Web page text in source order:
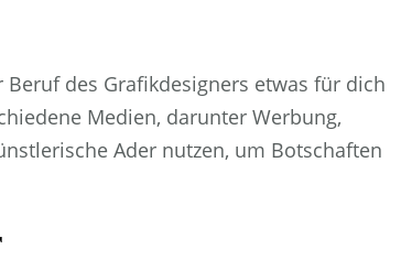
des Grafikdesigners etwas für dich
Medien, darunter Werbung,
Ader nutzen, um Botschaften